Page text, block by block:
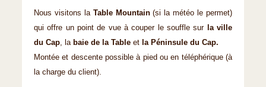
Nous visitons la Table Mountain(si la météo le permet)
qui offre un point de vue à couper le souffle sur
la ville
du Cap, la baie de la Table et la Péninsule du Cap.
Montée et descente possible à pied ou en téléphérique (à
la charge du client).